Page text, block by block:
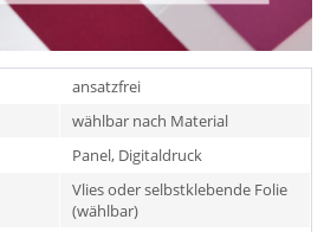
ansatzfrei
wählbar nach Material
Panel, Digitaldruck
Vlies oder selbstklebende Folie
(wählbar)